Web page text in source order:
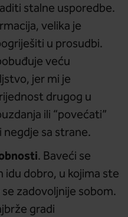
stalne usporedbe.
velika je
u prosudbi.
veću
jer mi je
drugog u
ili “povećati”
sa strane.
. Baveći se
dobro, u kojima ste
zadovoljnije sobom.
gradi